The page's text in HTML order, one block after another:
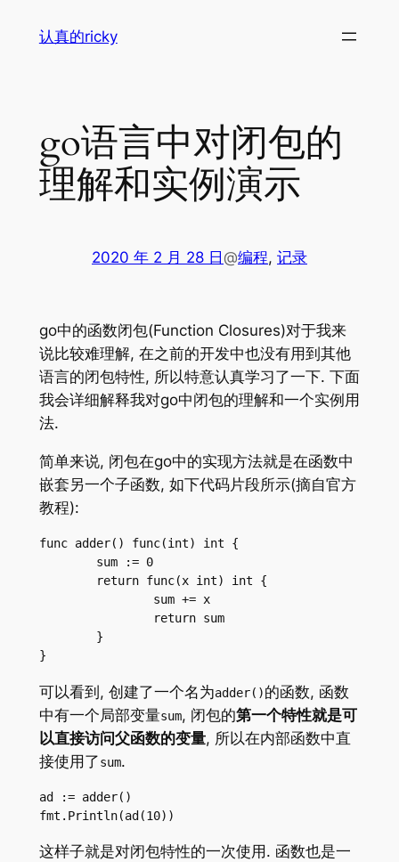
认真的ricky
go语言中对闭包的
理解和实例演示
2020 年 2 月 28 日 @编程, 记录
go中的函数闭包(Function Closures)对于我来
说比较难理解, 在之前的开发中也没有用到其他
语言的闭包特性, 所以特意认真学习了一下. 下面
我会详细解释我对go中闭包的理解和一个实例用
法.
简单来说, 闭包在go中的实现方法就是在函数中
嵌套另一个子函数, 如下代码片段所示(摘自官方
教程):
func adder() func(int) int {
}
可以看到, 创建了一个名为adder()的函数, 函数
中有一个局部变量sum, 闭包的第一个特性就是可
以直接访问父函数的变量, 所以在内部函数中直
接使用了sum.
ad := adder()
fmt.Println(ad(10))
这样子就是对闭包特性的一次使用. 函数也是一